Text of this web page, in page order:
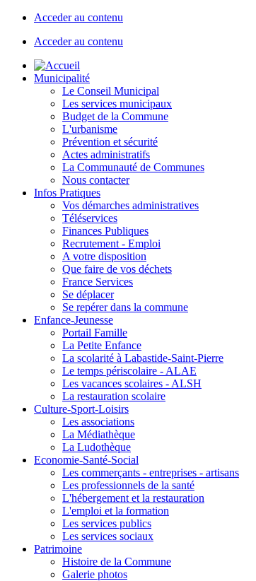
Acceder au contenu
Acceder au contenu
Municipalité
Le Conseil Municipal
Les services municipaux
Budget de la Commune
L'urbanisme
Prévention et sécurité
Actes administratifs
La Communauté de Communes
Nous contacter
Infos Pratiques
Vos démarches administratives
Téléservices
Finances Publiques
Recrutement - Emploi
A votre disposition
Que faire de vos déchets
France Services
Se déplacer
Se repérer dans la commune
Enfance-Jeunesse
Portail Famille
La Petite Enfance
La scolarité à Labastide-Saint-Pierre
Le temps périscolaire - ALAE
Les vacances scolaires - ALSH
La restauration scolaire
Culture-Sport-Loisirs
Les associations
La Médiathèque
La Ludothèque
Economie-Santé-Social
Les commerçants - entreprises - artisans
Les professionnels de la santé
L'hébergement et la restauration
L'emploi et la formation
Les services publics
Les services sociaux
Patrimoine
Histoire de la Commune
Galerie photos